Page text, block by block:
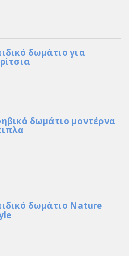
δωμάτιο για
δωμάτιο μοντέρνα
δωμάτιο Nature